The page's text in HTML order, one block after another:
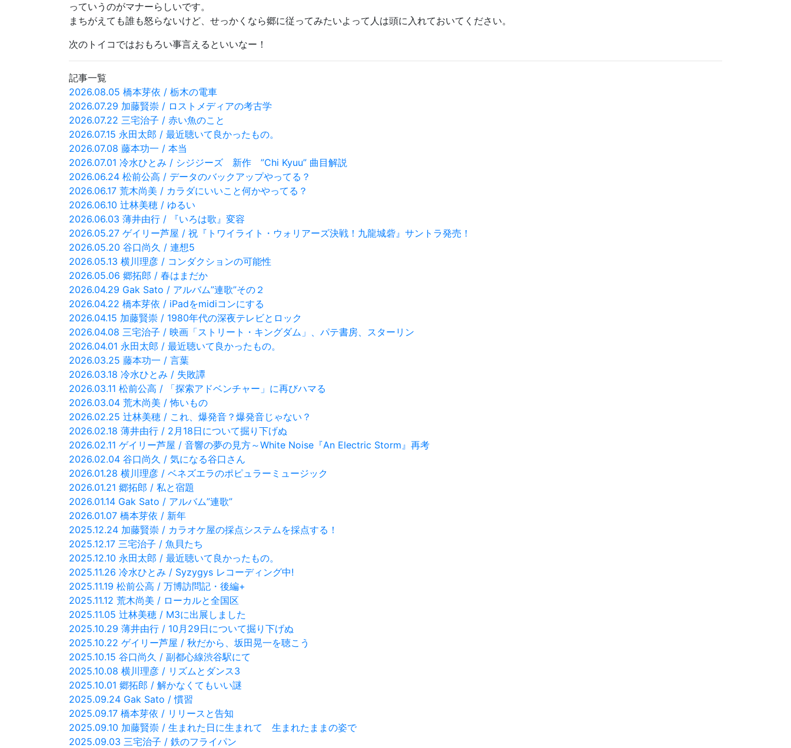
っていうのがマナーらしいです。
まちがえても誰も怒らないけど、せっかくなら郷に従ってみたいよって人は頭に入れておいてください。
次のトイコではおもろい事言えるといいなー！
記事一覧
2026.08.05 橋本芽依 / 栃木の電車
2026.07.29 加藤賢崇 / ロストメディアの考古学
2026.07.22 三宅治子 / 赤い魚のこと
2026.07.15 永田太郎 / 最近聴いて良かったもの。
2026.07.08 藤本功一 / 本当
2026.07.01 冷水ひとみ / シジジーズ 新作 ”Chi Kyuu” 曲目解説
2026.06.24 松前公高 / データのバックアップやってる？
2026.06.17 荒木尚美 / カラダにいいこと何かやってる？
2026.06.10 辻林美穂 / ゆるい
2026.06.03 薄井由行 / 『いろは歌』変容
2026.05.27 ゲイリー芦屋 / 祝『トワイライト・ウォリアーズ決戦！九龍城砦』サントラ発売！
2026.05.20 谷口尚久 / 連想5
2026.05.13 横川理彦 / コンダクションの可能性
2026.05.06 郷拓郎 / 春はまだか
2026.04.29 Gak Sato / アルバム”連歌”その２
2026.04.22 橋本芽依 / iPadをmidiコンにする
2026.04.15 加藤賢崇 / 1980年代の深夜テレビとロック
2026.04.08 三宅治子 / 映画「ストリート・キングダム」、パテ書房、スターリン
2026.04.01 永田太郎 / 最近聴いて良かったもの。
2026.03.25 藤本功一 / 言葉
2026.03.18 冷水ひとみ / 失敗譚
2026.03.11 松前公高 / 「探索アドベンチャー」に再びハマる
2026.03.04 荒木尚美 / 怖いもの
2026.02.25 辻林美穂 / これ、爆発音？爆発音じゃない？
2026.02.18 薄井由行 / 2月18日について掘り下げぬ
2026.02.11 ゲイリー芦屋 / 音響の夢の見方～White Noise『An Electric Storm』再考
2026.02.04 谷口尚久 / 気になる谷口さん
2026.01.28 横川理彦 / ベネズエラのポピュラーミュージック
2026.01.21 郷拓郎 / 私と宿題
2026.01.14 Gak Sato / アルバム”連歌”
2026.01.07 橋本芽依 / 新年
2025.12.24 加藤賢崇 / カラオケ屋の採点システムを採点する！
2025.12.17 三宅治子 / 魚貝たち
2025.12.10 永田太郎 / 最近聴いて良かったもの。
2025.11.26 冷水ひとみ / Syzygys レコーディング中!
2025.11.19 松前公高 / 万博訪問記・後編+
2025.11.12 荒木尚美 / ローカルと全国区
2025.11.05 辻林美穂 / M3に出展しました
2025.10.29 薄井由行 / 10月29日について掘り下げぬ
2025.10.22 ゲイリー芦屋 / 秋だから、坂田晃一を聴こう
2025.10.15 谷口尚久 / 副都心線渋谷駅にて
2025.10.08 横川理彦 / リズムとダンス3
2025.10.01 郷拓郎 / 解かなくてもいい謎
2025.09.24 Gak Sato / 慣習
2025.09.17 橋本芽依 / リリースと告知
2025.09.10 加藤賢崇 / 生まれた日に生まれて 生まれたままの姿で
2025.09.03 三宅治子 / 鉄のフライパン